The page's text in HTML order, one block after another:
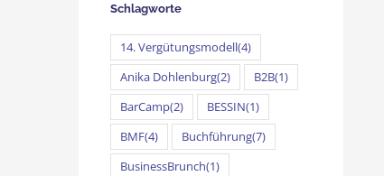
Schlagworte
14. Vergütungsmodell(4)
Anika Dohlenburg(2) B2B(1)
BarCamp(2) BESSIN(1)
BMF(4) Buchführung(7)
BusinessBrunch(1)